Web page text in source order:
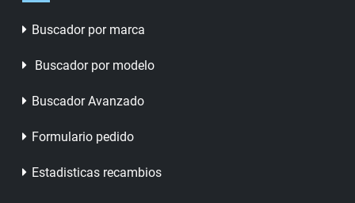
Buscador por marca
Buscador por modelo
Buscador Avanzado
Formulario pedido
Estadisticas recambios